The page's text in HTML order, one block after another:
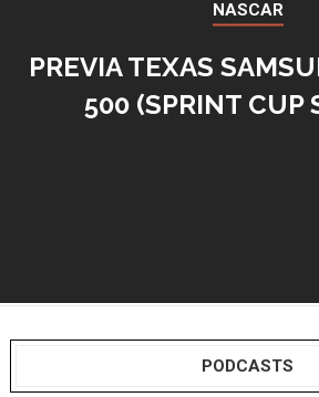
NASCAR
PREVIA TEXAS
500 (SPRINT CUP
PODCASTS